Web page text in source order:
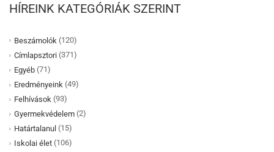
HÍREINK KATEGÓRIÁK SZERINT
Beszámolók (120)
Címlapsztori (371)
Egyéb (71)
Eredményeink (49)
Felhívások (93)
Gyermekvédelem (2)
Határtalanul (15)
Iskolai élet (106)